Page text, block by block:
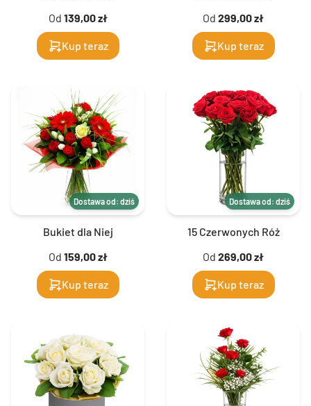
Od 139,00 zł
Kup teraz
Od 299,00 zł
Kup teraz
Dostawa od: dziś
Bukiet dla Niej
Od 159,00 zł
Kup teraz
Dostawa od: dziś
15 Czerwonych Róż
Od 269,00 zł
Kup teraz